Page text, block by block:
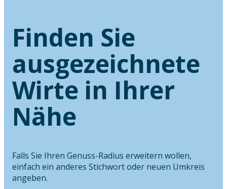
Finden Sie
ausgezeichnete
Wirte in Ihrer
Nähe
Falls Sie Ihren Genuss-Radius erweitern wollen,
einfach ein anderes Stichwort oder neuen Umkreis
angeben.